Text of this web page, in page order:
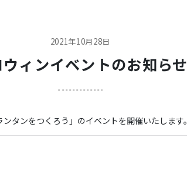
2021年10月28日
ィンイベントのお知らせ
タンをつくろう」のイベントを開催いたします。